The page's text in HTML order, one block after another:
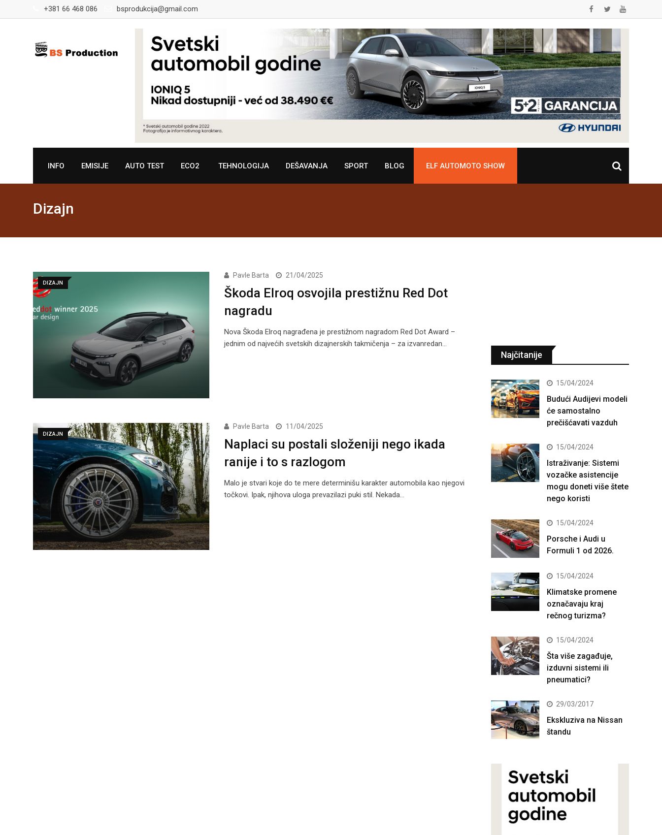
to
+381 66 468 086 bsprodukcija@gmail.com
INFO EMISIJE AUTO TEST ECO2 TEHNOLOGIJA DEŠAVANJA SPORT BLOG ELF AUTOMOTO SHOW
Dizajn
DIZAJN
Pavle Barta 21/04/2025
Škoda Elroq osvojila prestižnu Red Dot
nagradu
Nova Škoda Elroq nagrađena je prestižnom nagradom Red Dot Award –
jednim od najvećih svetskih dizajnerskih takmičenja – za izvanredan…
DIZAJN
Pavle Barta 11/04/2025
Naplaci su postali složeniji nego ikada
ranije i to s razlogom
Malo je stvari koje do te mere determinišu karakter automobila kao njegovi
točkovi. Ipak, njihova uloga prevazilazi puki stil. Nekada…
Najčitanije
15/04/2024
Budući Audijevi modeli
će samostalno
prečišćavati vazduh
15/04/2024
Istraživanje: Sistemi
vozačke asistencije
mogu doneti više štete
nego koristi
15/04/2024
Porsche i Audi u
Formuli 1 od 2026.
15/04/2024
Klimatske promene
označavaju kraj
rečnog turizma?
15/04/2024
Šta više zagađuje,
izduvni sistemi ili
pneumatici?
29/03/2017
Ekskluziva na Nissan
štandu